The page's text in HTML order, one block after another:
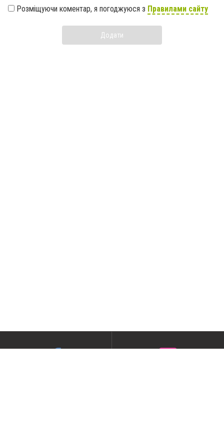
Розміщуючи коментар, я погоджуюся з Правилами сайту
Додати